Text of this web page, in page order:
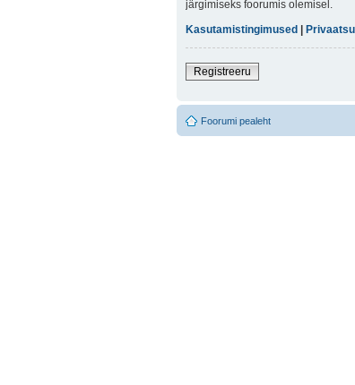
järgimiseks foorumis olemisel.
Kasutamistingimused |
Registreeru
Foorumi pealeht